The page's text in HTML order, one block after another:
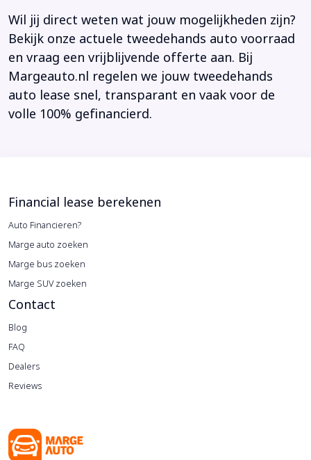
Wil jij direct weten wat jouw mogelijkheden zijn?
Bekijk onze actuele tweedehands auto voorraad
en vraag een vrijblijvende offerte aan. Bij
Margeauto.nl regelen we jouw tweedehands
auto lease snel, transparant en vaak voor de
volle 100% gefinancierd.
Financial lease berekenen
Auto Financieren?
Marge auto zoeken
Marge bus zoeken
Marge SUV zoeken
Contact
Blog
FAQ
Dealers
Reviews